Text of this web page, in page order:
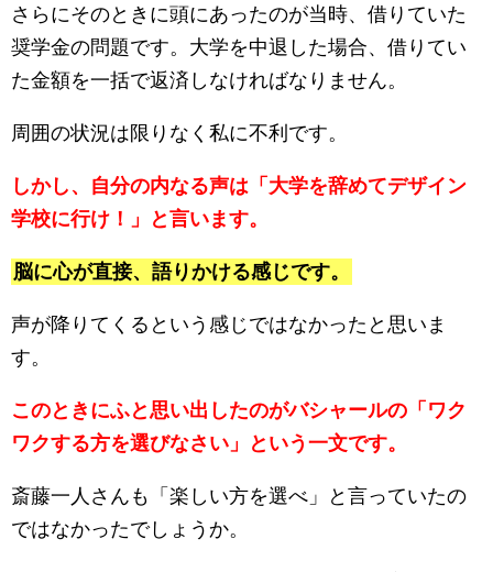
さらにそのときに頭にあったのが当時、借りていた
奨学金の問題です。大学を中退した場合、借りてい
た金額を一括で返済しなければなりません。
周囲の状況は限りなく私に不利です。
しかし、自分の内なる声は「大学を辞めてデザイン
学校に行け！」と言います。
脳に心が直接、語りかける感じです。
声が降りてくるという感じではなかったと思いま
す。
このときにふと思い出したのがバシャールの「ワク
ワクする方を選びなさい」という一文です。
斎藤一人さんも「楽しい方を選べ」と言っていたの
ではなかったでしょうか。